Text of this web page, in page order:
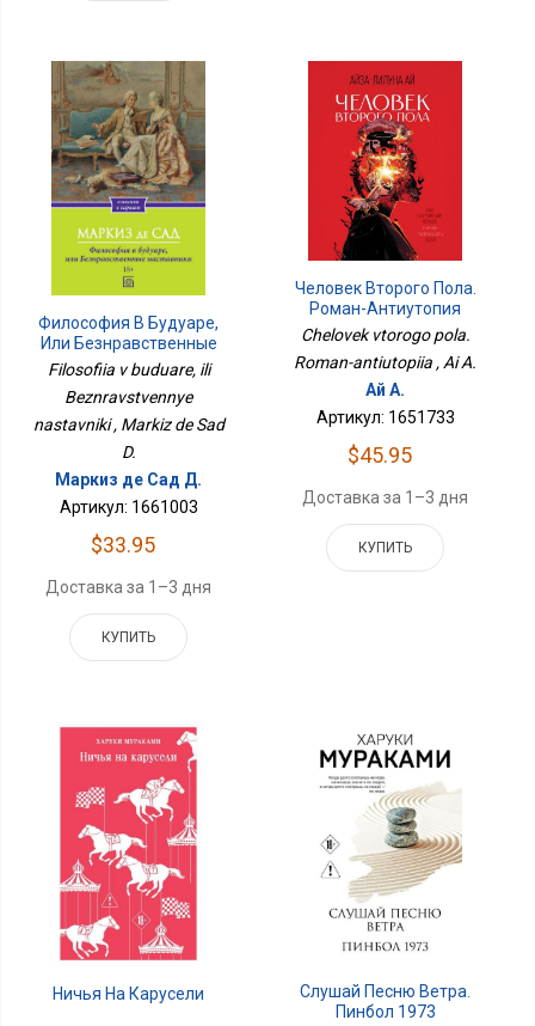
Философия В Будуаре,
Или Безнравственные
Наставники
Filosofiia v buduare, ili
Beznravstvennye
nastavniki , Markiz de Sad
D.
Маркиз де Сад Д.
Артикул: 1661003
$33.95
Доставка за 1–3 дня
КУПИТЬ
Человек Второго Пола.
Роман-Антиутопия
Chelovek vtorogo pola.
Roman-antiutopiia , Ai A.
Ай А.
Артикул: 1651733
$45.95
Доставка за 1–3 дня
КУПИТЬ
Ничья На Карусели
Слушай Песню Ветра.
Пинбол 1973